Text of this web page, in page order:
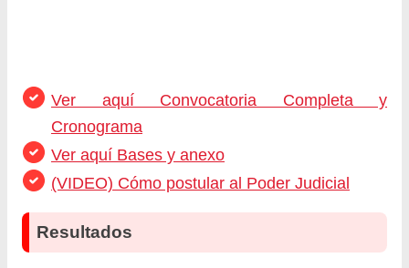
Ver aquí Convocatoria Completa y
Cronograma
Ver aquí Bases y anexo
(VIDEO) Cómo postular al Poder Judicial
Resultados